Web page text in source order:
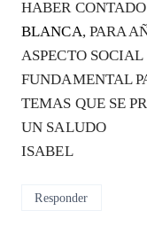
HABER
BLANCA, PARA
ASPECTO
FUNDAMENTAL
TEMAS QUE SE
UN SALUDO
ISABEL
Responder